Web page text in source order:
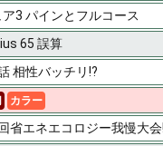
ア3 パインとフルコース
65 誤算
相性バッチリ!?
カラー
省エネエコロジー我慢大